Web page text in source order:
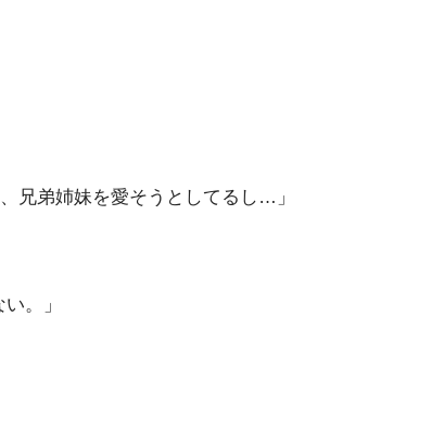
兄弟姉妹を愛そうとしてるし…」
。」